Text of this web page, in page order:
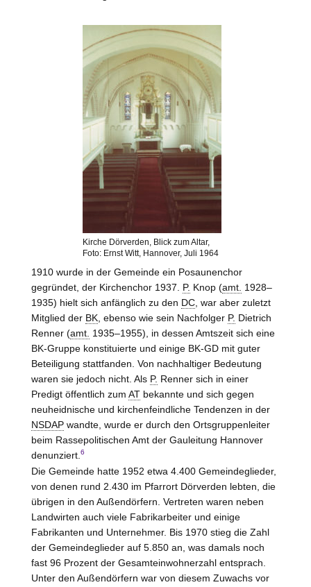
Kirche Dörverden, Blick zum Altar,
Foto: Ernst Witt, Hannover, Juli 1964
1910 wurde in der Gemeinde ein Posaunenchor
gegründet, der Kirchenchor 1937. P. Knop (amt. 1928–
1935) hielt sich anfänglich zu den DC, war aber zuletzt
Mitglied der BK, ebenso wie sein Nachfolger P. Dietrich
Renner (amt. 1935–1955), in dessen Amtszeit sich eine
BK-Gruppe konstituierte und einige BK-GD mit guter
Beteiligung stattfanden. Von nachhaltiger Bedeutung
waren sie jedoch nicht. Als P. Renner sich in einer
Predigt öffentlich zum ATbekannte und sich gegen
neuheidnische und kirchenfeindliche Tendenzen in der
NSDAPwandte, wurde er durch den Ortsgruppenleiter
beim Rassepolitischen Amt der Gauleitung Hannover
denunziert. 6
Die Gemeinde hatte 1952 etwa 4.400 Gemeindeglieder,
von denen rund 2.430 im Pfarrort Dörverden lebten, die
übrigen in den Außendörfern. Vertreten waren neben
Landwirten auch viele Fabrikarbeiter und einige
Fabrikanten und Unternehmer. Bis 1970 stieg die Zahl
der Gemeindeglieder auf 5.850 an, was damals noch
fast 96 Prozent der Gesamteinwohnerzahl entsprach.
Unter den Außendörfern war von diesem Zuwachs vor